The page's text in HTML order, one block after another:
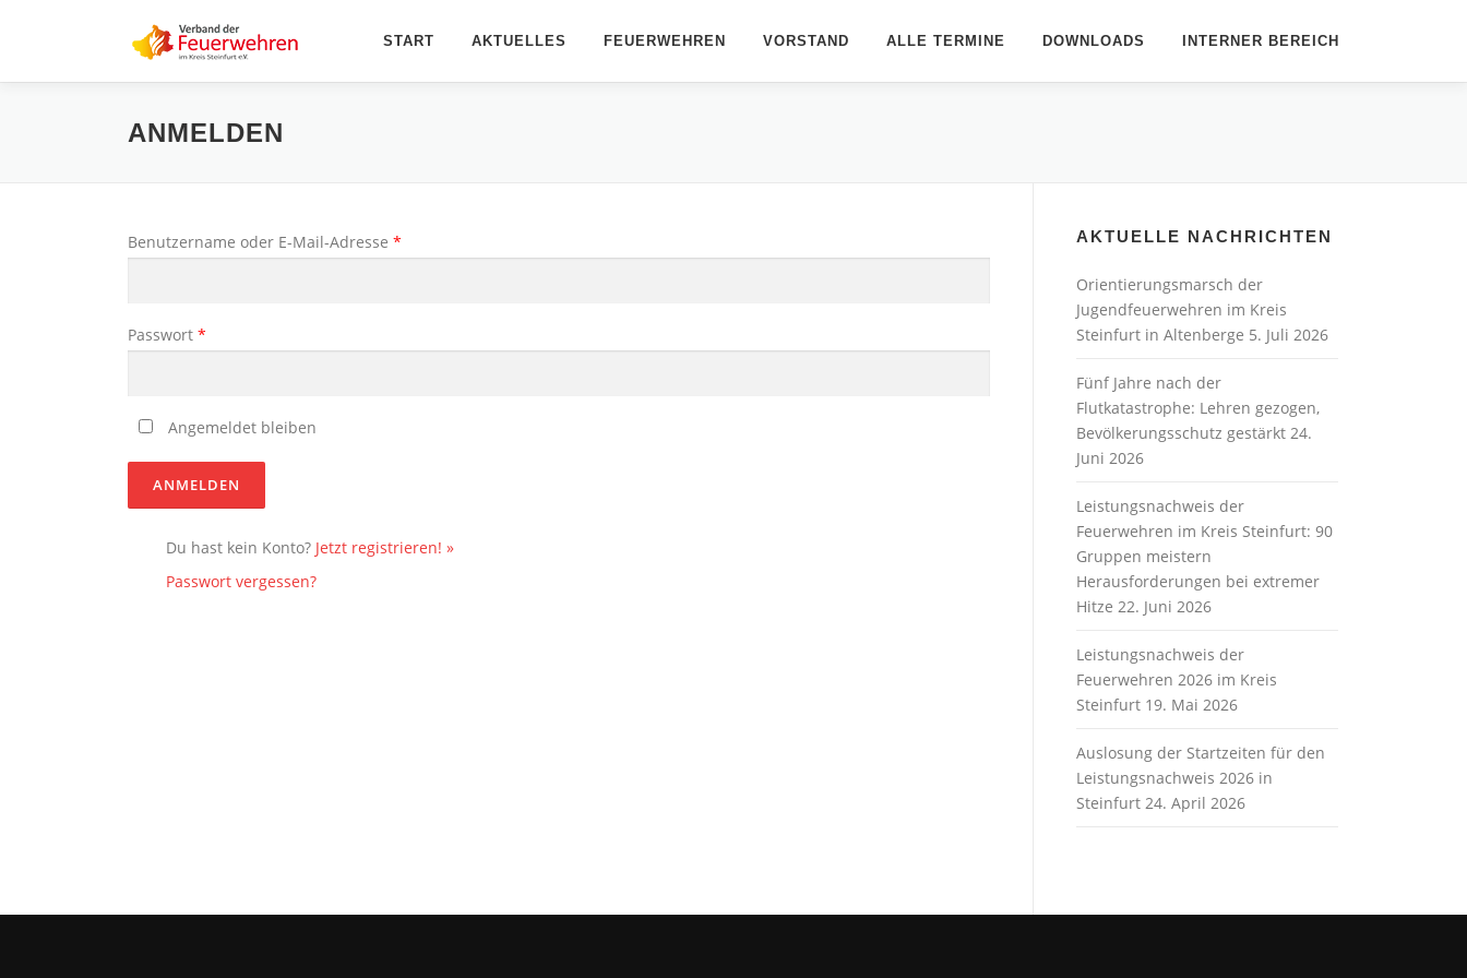
START AKTUELLES FEUERWEHREN VORSTAND ALLE TERMINE DOWNLOADS INTERNER BEREICH
ANMELDEN
Benutzername oder E-Mail-Adresse *
Passwort *
Angemeldet bleiben
Du hast kein Konto? Jetzt registrieren! »
Passwort vergessen?
AKTUELLE NACHRICHTEN
Orientierungsmarsch der
Jugendfeuerwehren im Kreis
Steinfurt in Altenberge 5. Juli 2026
Fünf Jahre nach der
Flutkatastrophe: Lehren gezogen,
Bevölkerungsschutz gestärkt 24.
Juni 2026
Leistungsnachweis der
Feuerwehren im Kreis Steinfurt: 90
Gruppen meistern
Herausforderungen bei extremer
Hitze 22. Juni 2026
Leistungsnachweis der
Feuerwehren 2026 im Kreis
Steinfurt 19. Mai 2026
Auslosung der Startzeiten für den
Leistungsnachweis 2026 in
Steinfurt 24. April 2026